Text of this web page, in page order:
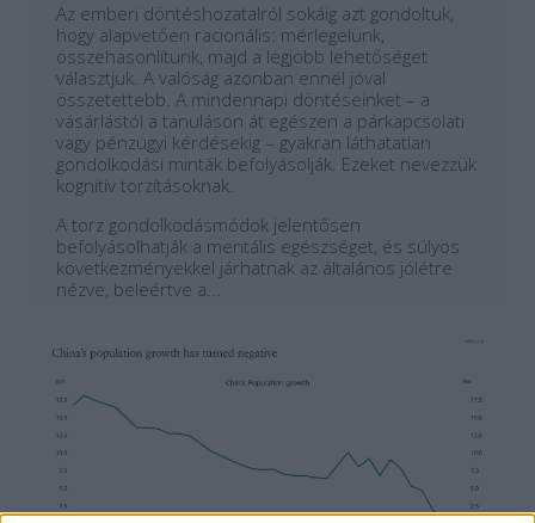
Az emberi döntéshozatalról sokáig azt gondoltuk,
hogy alapvetően racionális: mérlegelünk,
összehasonlítunk, majd a legjobb lehetőséget
választjuk. A valóság azonban ennél jóval
összetettebb. A mindennapi döntéseinket – a
vásárlástól a tanuláson át egészen a párkapcsolati
vagy pénzügyi kérdésekig – gyakran láthatatlan
gondolkodási minták befolyásolják. Ezeket nevezzük
kognitív torzításoknak.
A torz gondolkodásmódok jelentősen
befolyásolhatják a mentális egészséget, és súlyos
következményekkel járhatnak az általános jólétre
nézve, beleértve a...